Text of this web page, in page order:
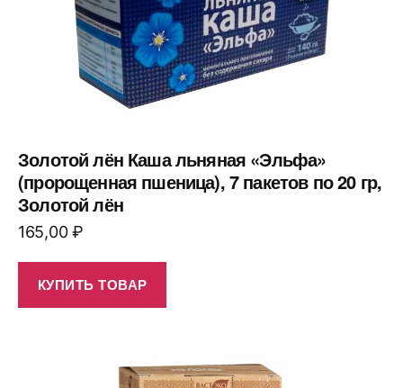
Золотой лён Каша льняная «Эльфа»
(пророщенная пшеница), 7 пакетов по 20 гр,
Золотой лён
165,00₽
КУПИТЬ ТОВАР